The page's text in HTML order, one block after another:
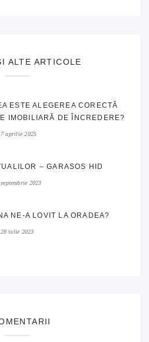
ALTE ARTICOLE
ESTE ALEGEREA CORECTĂ
IMOBILIARĂ DE ÎNCREDERE?
aprilie 2025
– GARASOS HID
septembrie 2023
NE-A LOVIT LA ORADEA?
28 iulie 2023